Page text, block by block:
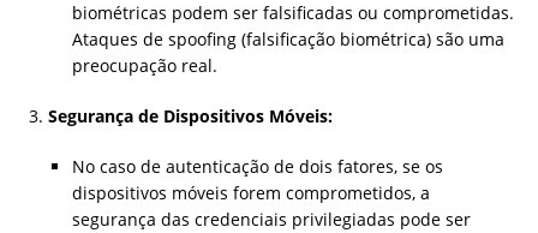
biométricas podem ser falsificadas ou comprometidas.
Ataques de spoofing (falsificação biométrica) são uma
preocupação real.
Segurança de Dispositivos Móveis:
No caso de autenticação de dois fatores, se os
dispositivos móveis forem comprometidos, a
segurança das credenciais privilegiadas pode ser